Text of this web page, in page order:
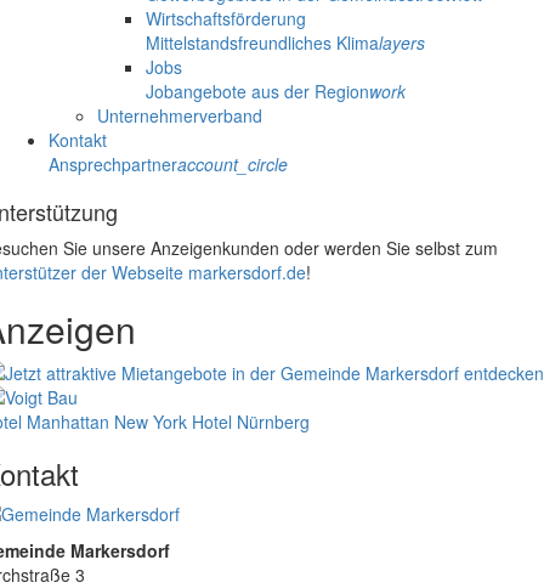
Wirtschaftsförderung
Mittelstandsfreundliches Klimalayers
Jobs
Jobangebote aus der Regionwork
Unternehmerverband
Kontakt
Ansprechpartneraccount_circle
Sie unsere Anzeigenkunden oder werden Sie selbst zum
der Webseite markersdorf.de!
Manhattan New York Hotel Nürnberg
Markersdorf
3